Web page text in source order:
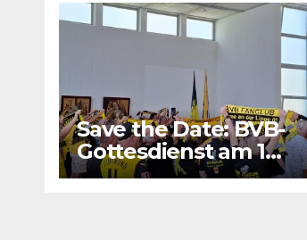
Save the Date: BVB-
Gottesdienst am 16.
August 2026